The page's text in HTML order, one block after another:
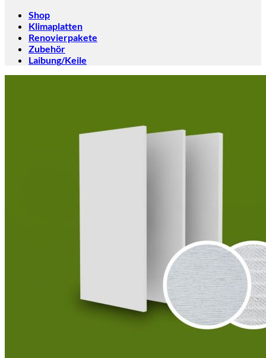
Shop
Klimaplatten
Renovierpakete
Zubehör
Laibung/Keile